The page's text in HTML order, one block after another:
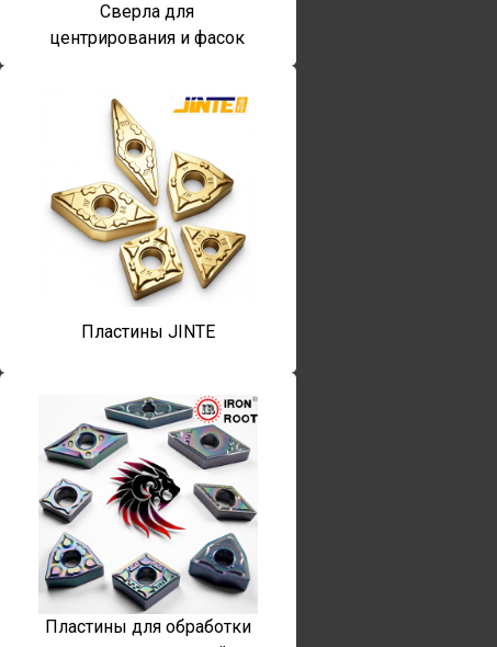
Сверла для
центрирования и фасок
Пластины JINTE
Пластины для обработки